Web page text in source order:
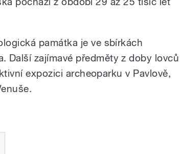
památka je ve sbírkách
Další zajímavé předměty z doby lovců
expozici archeoparku v Pavlově,